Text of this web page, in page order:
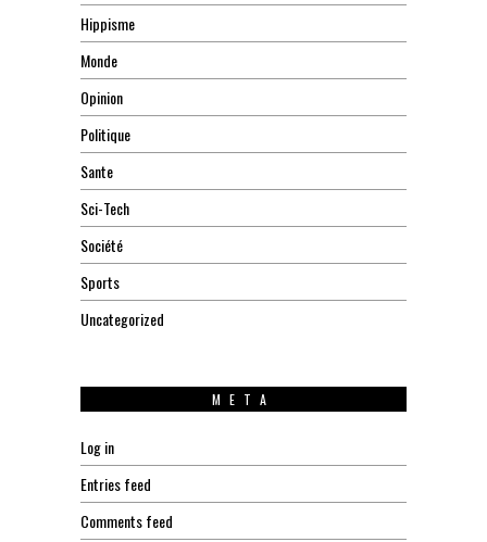
Hippisme
Monde
Opinion
Politique
Sante
Sci-Tech
Société
Sports
Uncategorized
META
Log in
Entries feed
Comments feed